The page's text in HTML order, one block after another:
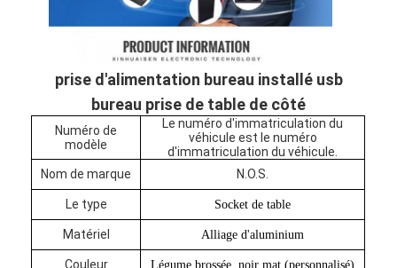
Aperçu
Produits
A propos de nous
Visite d'usine
Contrôle de la qualité
prise d'alimentation bureau installé usb
bureau prise de table de côté
Numéro de
modèle
Le numéro d'immatriculation du
véhicule est le numéro
d'immatriculation du véhicule.
Nom de marque
N.O.S.
Le type Socket de table
Matériel Alliage d'aluminium
Couleur Légume brossée, noir mat (personnalisé)